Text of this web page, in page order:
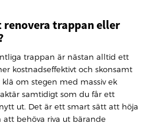
trappan eller
trappan är nästan alltid ett
kostnadseffektivt och skonsamt
om stegen med massiv ek
samtidigt som du får ett
ut. Det är ett smart sätt att höja
att behöva riva ut bärande